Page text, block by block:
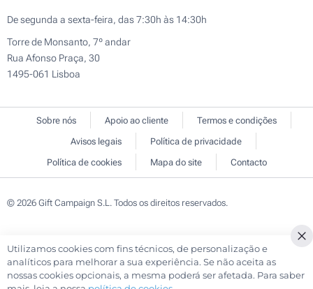
De segunda a sexta-feira, das 7:30h às 14:30h
Torre de Monsanto, 7º andar
Rua Afonso Praça, 30
1495-061 Lisboa
Sobre nós Apoio ao cliente
Termos e condições
Avisos legais
Política de privacidade
Política de cookies
Mapa do site Contacto
© 2026 Gift Campaign S.L. Todos os direitos reservados.
Utilizamos cookies com fins técnicos, de personalização e
analíticos para melhorar a sua experiência. Se não aceita as
nossas cookies opcionais, a mesma poderá ser afetada. Para saber